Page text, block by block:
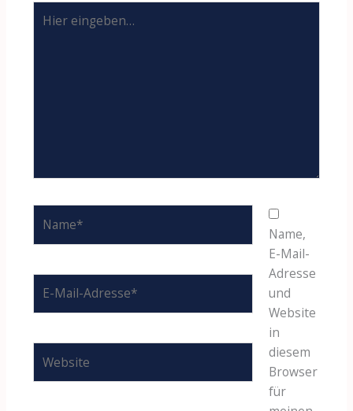
eingeben…
Mail-
Name,
E-Mail-
Adresse
und
Website
in
diesem
Browser
für